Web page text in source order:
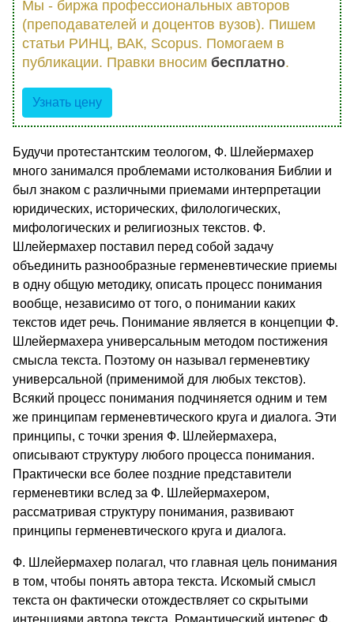
Мы - биржа профессиональных авторов
(преподавателей и доцентов вузов). Пишем
статьи РИНЦ, ВАК, Scopus. Помогаем в
публикации. Правки вносим бесплатно.
Узнать цену
Будучи протестантским теологом, Ф. Шлейермахер
много занимался проблемами истолкования Библии и
был знаком с различными приемами интерпретации
юридических, исторических, филологических,
мифологических и религиозных текстов. Ф.
Шлейермахер поставил перед собой задачу
объединить разнообразные герменевтические приемы
в одну общую методику, описать процесс понимания
вообще, независимо от того, о понимании каких
текстов идет речь. Понимание является в концепции Ф.
Шлейермахера универсальным методом постижения
смысла текста. Поэтому он называл герменевтику
универсальной (применимой для любых текстов).
Всякий процесс понимания подчиняется одним и тем
же принципам герменевтического круга и диалога. Эти
принципы, с точки зрения Ф. Шлейермахера,
описывают структуру любого процесса понимания.
Практически все более поздние представители
герменевтики вслед за Ф. Шлейермахером,
рассматривая структуру понимания, развивают
принципы герменевтического круга и диалога.
Ф. Шлейермахер полагал, что главная цель понимания
в том, чтобы понять автора текста. Искомый смысл
текста он фактически отождествляет со скрытыми
интенциями автора текста. Романтический интерес Ф.